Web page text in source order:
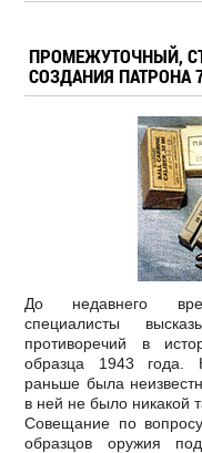
ПРОМЕЖУТОЧНЫЙ,
СОЗДАНИЯ ПАТРОНА
До недавнего
специалисты
противоречий в
образца 1943 года.
раньше была
в ней не было никакой
Совещание по
образцов оружия